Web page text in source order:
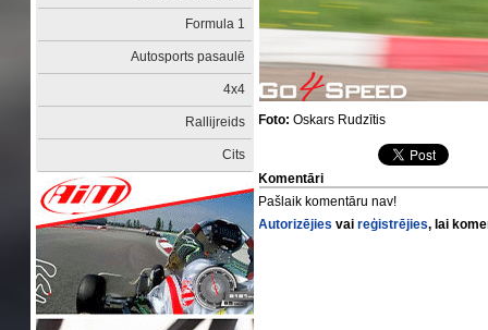
Formula 1
Autosports pasaulē
4x4
Rallijreids
Cits
Foto: Oskars Rudzītis
Komentāri
Pašlaik komentāru nav!
Autorizējies vaireģistrējies, lai